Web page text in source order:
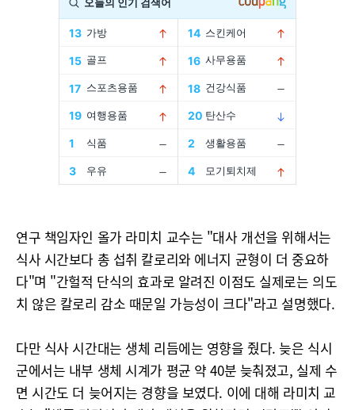
연구 책임자인 올가 라미치 교수는 "대사 개선을 위해서는
식사 시간보다 총 섭취 칼로리와 에너지 균형이 더 중요하
다"며 "간헐적 단식의 효과로 알려진 이점도 실제로는 의도
치 않은 칼로리 감소 때문일 가능성이 크다"라고 설명했다.
다만 식사 시간대는 생체 리듬에는 영향을 줬다. 늦은 식시
군에서는 내부 생체 시계가 평균 약 40분 늦춰졌고, 실제 수
면 시간도 더 늦어지는 경향을 보였다. 이에 대해 라미치 교